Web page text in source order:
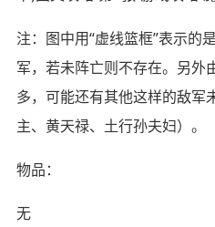
注：图中用“虚线篮框”表示的
军，若未阵亡则不存在。另外
多，可能还有其他这样的敌军
主、黄天禄、土行孙夫妇）。
物品：
无